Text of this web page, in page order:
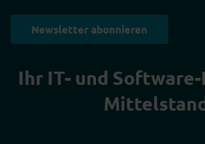
Newsletter abonnieren
Ihr IT- und